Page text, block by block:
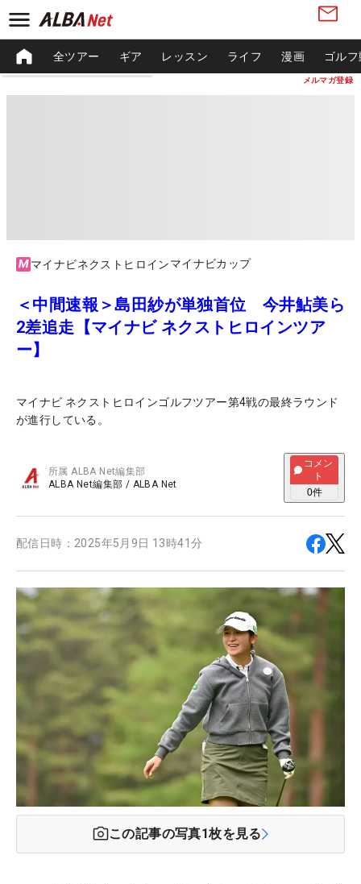
メルマガ登録
全ツアー ギア レッスン ライフ 漫画 ゴル
マイナビネクストヒロインマイナビカップ
＜中間速報＞島田紗が単独首位 今井鮎美ら
2差追走【マイナビ ネクストヒロインツア
ー】
マイナビ ネクストヒロインゴルフツアー第4戦の最終ラウンド
が進行している。
所属ALBA Net編集部
ALBA Net編集部 / ALBA Net
コメン
ト
0件
配信日時： 2025年5月9日 13時41分
この記事の写真1枚を見る